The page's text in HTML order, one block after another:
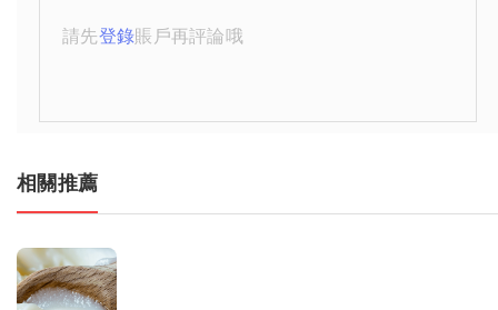
請先登錄賬戶再評論哦
相關推薦